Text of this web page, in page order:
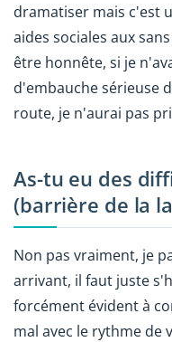
dramatiser mais c'est
aides sociales aux
être honnête, si je
d'embauche sérieuse
route, je n'aurai pas
As-tu eu des
(barrière de la
Non pas vraiment, je
arrivant, il faut juste
forcément évident à
mal avec le rythme de